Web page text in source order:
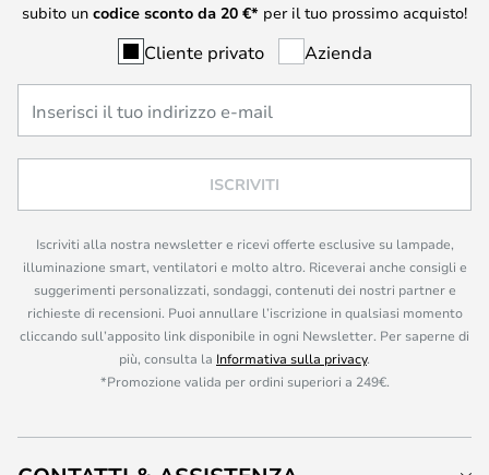
subito un codice sconto da 20 €* per il tuo prossimo acquisto!
Cliente privato Azienda
ISCRIVITI
Iscriviti alla nostra newsletter e ricevi offerte esclusive su lampade,
illuminazione smart, ventilatori e molto altro. Riceverai anche consigli e
suggerimenti personalizzati, sondaggi, contenuti dei nostri partner e
richieste di recensioni. Puoi annullare l’iscrizione in qualsiasi momento
cliccando sull’apposito link disponibile in ogni Newsletter. Per saperne di
più, consulta la Informativa sulla privacy.
*Promozione valida per ordini superiori a 249€.